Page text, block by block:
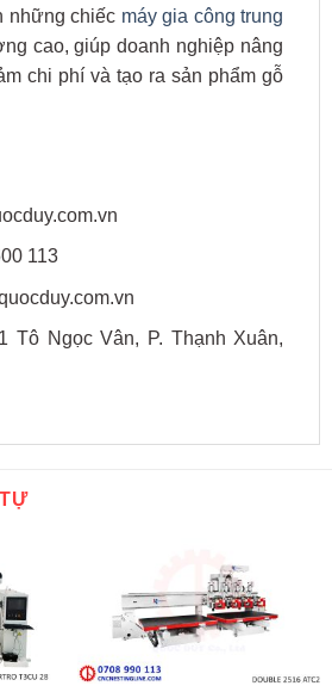
những chiếc máy gia công trung
cao, giúp doanh nghiệp nâng
chi phí và tạo ra sản phẩm gỗ
113
Tô Ngọc Vân, P. Thạnh Xuân,